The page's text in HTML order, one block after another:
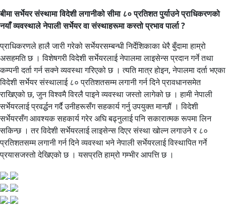
बीमा सर्भेयर संस्थामा विदेशी लगानीको सीमा ८० प्रतिशत पुर्याउने प्राधिकरणको
नयाँ व्यवस्थाले नेपाली सर्भेयर वा संस्थाहरूमा कस्तो प्रभाव पार्ला ?
प्राधिकरणले हालै जारी गरेको सर्भेयरसम्बन्धी निर्देशिकाका धेरै बुँदामा हाम्रो
असहमति छ । विशेषगरी विदेशी सर्भेयरलाई नेपालमा लाइसेन्स प्रदान गर्ने तथा
कम्पनी दर्ता गर्न सक्ने व्यवस्था गरिएको छ । त्यति मात्र होइन, नेपालमा दर्ता भएका
विदेशी सर्भेयर संस्थालाई ८० प्रतिशतसम्म लगानी गर्न दिने प्रावधानसमेत
राखिएको छ, जुन विश्वमै विरलै पाइने व्यवस्था जस्तो लागेको छ । हामी नेपाली
सर्भेयरलाई प्रवर्द्धन गर्दै उनीहरूसँग सहकार्य गर्नु उपयुक्त मान्छौं । विदेशी
सर्भेयरसँग आवश्यक सहकार्य गरेर अघि बढ्नुलाई पनि सकारात्मक रूपमा लिन
सकिन्छ । तर विदेशी सर्भेयरलाई लाइसेन्स दिएर संस्था खोल्न लगाउने र ८०
प्रतिशतसम्म लगानी गर्न दिने व्यवस्था भने नेपाली सर्भेयरलाई विस्थापित गर्ने
प्रयासजस्तो देखिएको छ । यसप्रति हाम्रो गम्भीर आपत्ति छ ।